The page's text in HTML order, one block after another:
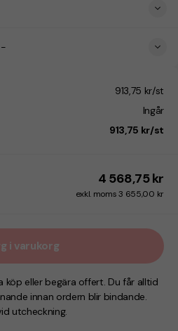
-
913,75 kr/st
Ingår
913,75 kr/st
4 568,75 kr
exkl. moms 3 655,00 kr
i varukorg
köp eller begära offert. Du får alltid
innan ordern blir bindande.
utcheckning.